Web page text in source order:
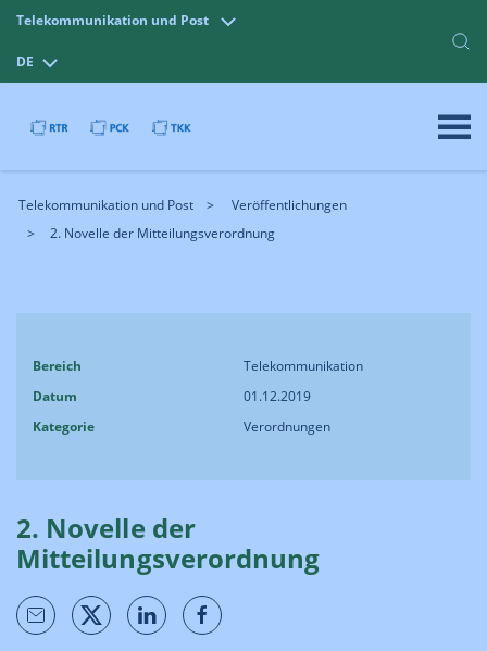
Telekommunikation und Post
DE
Telekommunikation und Post
Veröffentlichungen
2. Novelle der Mitteilungsverordnung
Bereich
Telekommunikation
Datum
01.12.2019
Kategorie
Verordnungen
2. Novelle der
Mitteilungsverordnung